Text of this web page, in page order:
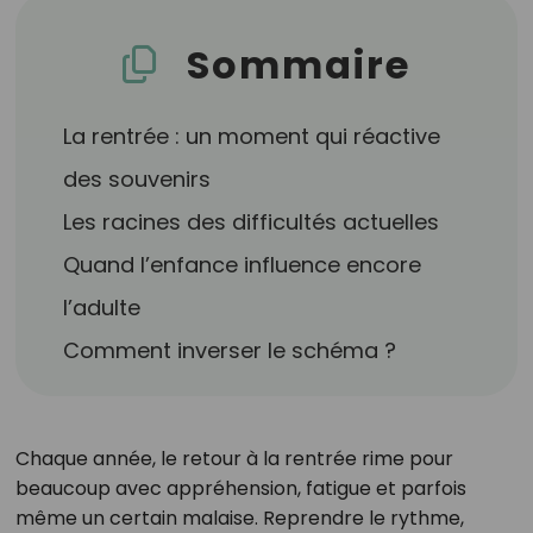
Sommaire
La rentrée : un moment qui réactive
des souvenirs
Les racines des difficultés actuelles
Quand l’enfance influence encore
l’adulte
Comment inverser le schéma ?
Chaque année, le retour à la rentrée rime pour
beaucoup avec appréhension, fatigue et parfois
même un certain malaise. Reprendre le rythme,